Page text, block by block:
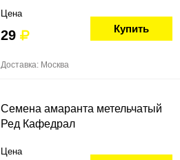
Цена
29 Купить
Доставка: Москва
Семена амаранта метельчатый
Ред Кафедрал
Цена